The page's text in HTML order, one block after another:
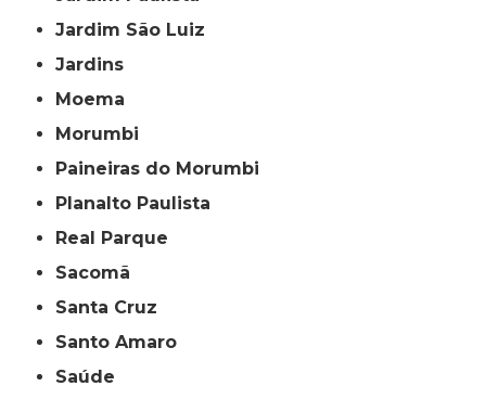
Jardim São Luiz
Jardins
Moema
Morumbi
Paineiras do Morumbi
Planalto Paulista
Real Parque
Sacomã
Santa Cruz
Santo Amaro
Saúde